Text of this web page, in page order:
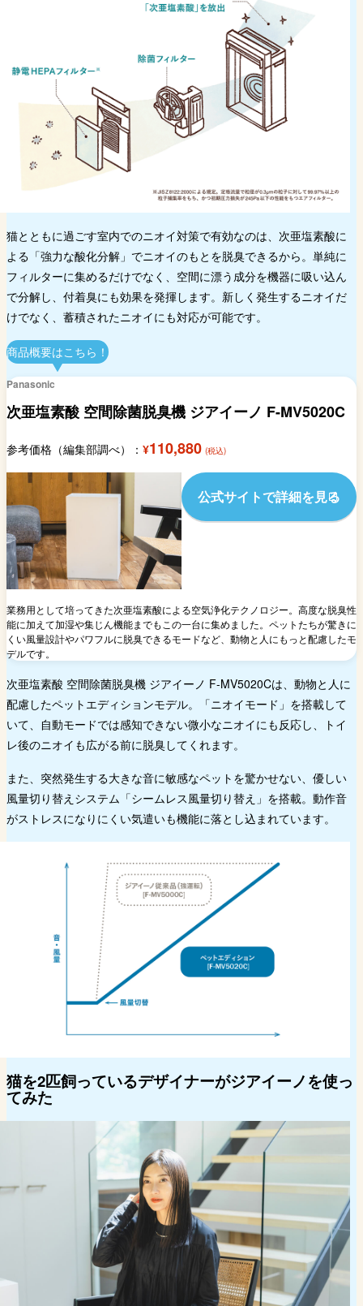
猫とともに過ごす室内でのニオイ対策で有効なのは、次亜塩素酸に
よる「強力な酸化分解」でニオイのもとを脱臭できるから。単純に
フィルターに集めるだけでなく、空間に漂う成分を機器に吸い込ん
で分解し、付着臭にも効果を発揮します。新しく発生するニオイだ
けでなく、蓄積されたニオイにも対応が可能です。
商品概要はこちら！
Panasonic
次亜塩素酸 空間除菌脱臭機 ジアイーノ F-MV5020C
参考価格（編集部調べ）： ¥110,880 (税込)
公式サイトで詳細を見る
業務用として培ってきた次亜塩素酸による空気浄化テクノロジー。高度な脱臭性
能に加えて加湿や集じん機能までもこの一台に集めました。ペットたちが驚きに
くい風量設計やパワフルに脱臭できるモードなど、動物と人にもっと配慮したモ
デルです。
次亜塩素酸 空間除菌脱臭機 ジアイーノ F-MV5020Cは、動物と人に
配慮したペットエディションモデル。「ニオイモード」を搭載して
いて、自動モードでは感知できない微小なニオイにも反応し、トイ
レ後のニオイも広がる前に脱臭してくれます。
また、突然発生する大きな音に敏感なペットを驚かせない、優しい
風量切り替えシステム「シームレス風量切り替え」を搭載。動作音
がストレスになりにくい気遣いも機能に落とし込まれています。
猫を2匹飼っているデザイナーがジアイーノを使っ
てみた